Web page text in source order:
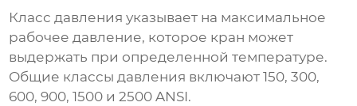
Класс давления указывает на максимальное
рабочее давление, которое кран может
выдержать при определенной температуре.
Общие классы давления включают 150, 300,
600, 900, 1500 и 2500 ANSI.